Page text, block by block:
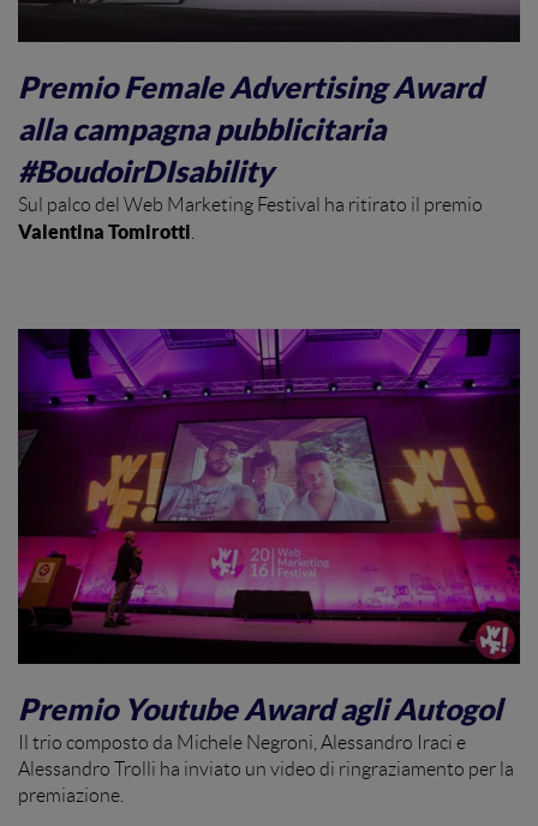
Premio Female Advertising Award
alla campagna pubblicitaria
#BoudoirDIsability
Sul palco del Web Marketing Festival ha ritirato il premio
Valentina Tomirotti
Premio Youtube Award agli Autogol
Il trio composto da Michele Negroni, Alessandro Iraci e
Alessandro Trolli ha inviato un video di ringraziamento per la
premiazione.